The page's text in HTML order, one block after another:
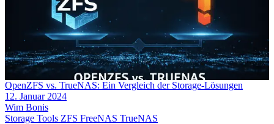
OpenZFS vs. TrueNAS: Ein Vergleich der Storage-Lösungen
12. Januar 2024
Wim Bonis
Storage Tools ZFS FreeNAS TrueNAS